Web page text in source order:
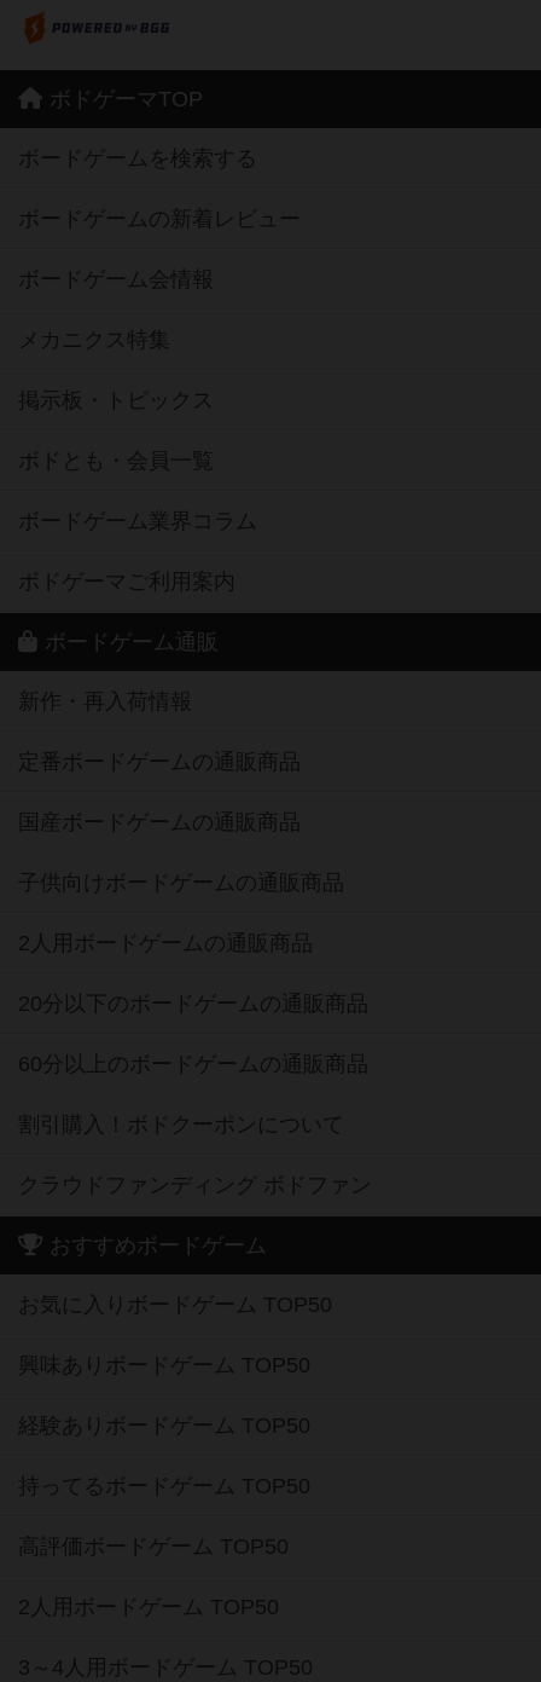
ボドゲーマTOP
ボードゲームを検索する
ボードゲームの新着レビュー
ボードゲーム会情報
メカニクス特集
掲示板・トピックス
ボドとも・会員一覧
ボードゲーム業界コラム
ボドゲーマご利用案内
ボードゲーム通販
新作・再入荷情報
定番ボードゲームの通販商品
国産ボードゲームの通販商品
子供向けボードゲームの通販商品
2人用ボードゲームの通販商品
20分以下のボードゲームの通販商品
60分以上のボードゲームの通販商品
割引購入！ボドクーポンについて
クラウドファンディング ボドファン
おすすめボードゲーム
お気に入りボードゲーム TOP50
興味ありボードゲーム TOP50
経験ありボードゲーム TOP50
持ってるボードゲーム TOP50
高評価ボードゲーム TOP50
2人用ボードゲーム TOP50
3～4人用ボードゲーム TOP50